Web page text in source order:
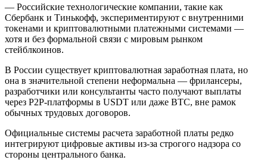
— Российские технологические компании, такие как
Сбербанк и Тинькофф, экспериментируют с внутренними
токенами и криптовалютными платежными системами —
хотя и без формальной связи с мировым рынком
стейблкоинов.
В России существует криптовалютная заработная плата, но
она в значительной степени неформальна — фрилансеры,
разработчики или консультанты часто получают выплаты
через P2P-платформы в USDT или даже BTC, вне рамок
обычных трудовых договоров.
Официальные системы расчета заработной платы редко
интегрируют цифровые активы из-за строгого надзора со
стороны центрального банка.